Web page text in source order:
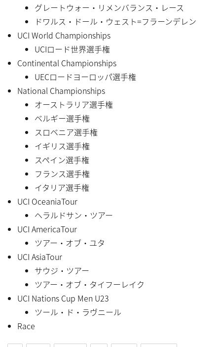
グレートウォー・リメンバランス・レース
ドワルス・ドール・ウェスト=フラーンデレン
UCI World Championships
UCIロード世界選手権
Continental Championships
UECロードヨーロッパ選手権
National Championships
オーストラリア選手権
ベルギー選手権
スロベニア選手権
イギリス選手権
スペイン選手権
フランス選手権
イタリア選手権
UCI OceaniaTour
ヘラルドサン・ツアー
UCI AmericaTour
ツアー・オブ・ユタ
UCI AsiaTour
サウジ・ツアー
ツアー・オブ・タイフーレイク
UCI Nations Cup Men U23
ツール・ド・ラヴニール
Race